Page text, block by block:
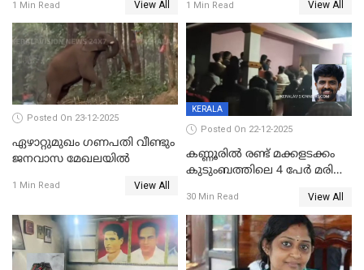
1 Min Read View All 1 Min Read View All
Posted On 23-12-2025
ഏഴാറ്റുമുഖം ഗണപതി വീണ്ടും
ജനവാസ മേഖലയിൽ
1 Min Read View All
KERALA
Posted On 22-12-2025
കണ്ണൂരിൽ രണ്ട് മക്കളടക്കം
കുടുംബത്തിലെ 4 പേർ മരിച്ച
30 Min Read View All